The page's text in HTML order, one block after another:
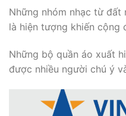
Những nhóm nhạc từ đất
là hiện tượng khiến cộng
Những bộ quần áo xuất
được nhiều người chú ý